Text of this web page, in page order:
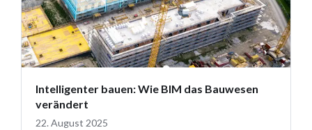
Intelligenter bauen: Wie BIM das Bauwesen
verändert
22. August 2025